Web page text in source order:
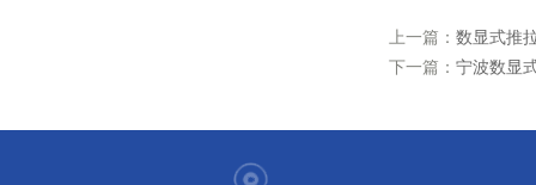
上一篇： 数显式推
下一篇： 宁波数显